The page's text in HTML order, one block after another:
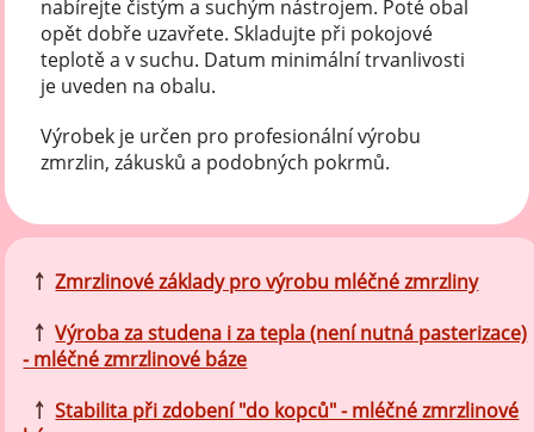
nabírejte čistým a suchým nástrojem. Poté obal
opět dobře uzavřete. Skladujte při pokojové
teplotě a v suchu. Datum minimální trvanlivosti
je uveden na obalu.
Výrobek je určen pro profesionální výrobu
zmrzlin, zákusků a podobných pokrmů.
￪ Zmrzlinové základy pro výrobu mléčné zmrzliny
￪ Výroba za studena i za tepla (není nutná pasterizace)
- mléčné zmrzlinové báze
￪ Stabilita při zdobení "do kopců" - mléčné zmrzlinové